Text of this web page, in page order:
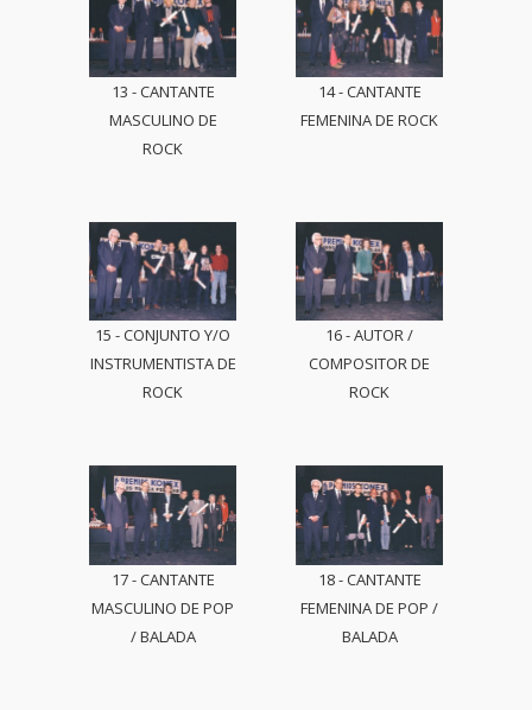
13 - CANTANTE
MASCULINO DE
ROCK
14 - CANTANTE
FEMENINA DE ROCK
15 - CONJUNTO Y/O
INSTRUMENTISTA DE
ROCK
16 - AUTOR /
COMPOSITOR DE
ROCK
17 - CANTANTE
MASCULINO DE POP
/ BALADA
18 - CANTANTE
FEMENINA DE POP /
BALADA